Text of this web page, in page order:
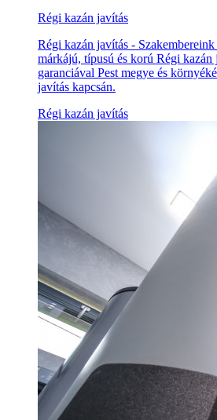
Régi kazán javítás
Régi kazán javítás -
márkájú, típusú és korú Régi kazán
garanciával Pest megye és
javítás kapcsán.
Régi kazán javítás